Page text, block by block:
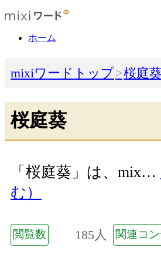
ホーム
mixiワードトップ 桜庭葵
桜庭葵
「桜庭葵」は、mix…
む）
閲覧数 185人 関連コ